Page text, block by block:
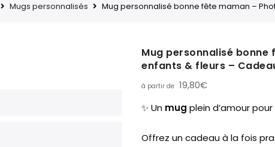
Mugs personnalisés Mug personnalisé bonne fête maman –
Mug personnalisé
enfants & fleurs –
19,80€
✨ Un mug plein d’amour pour
Offrez un cadeau à la fois